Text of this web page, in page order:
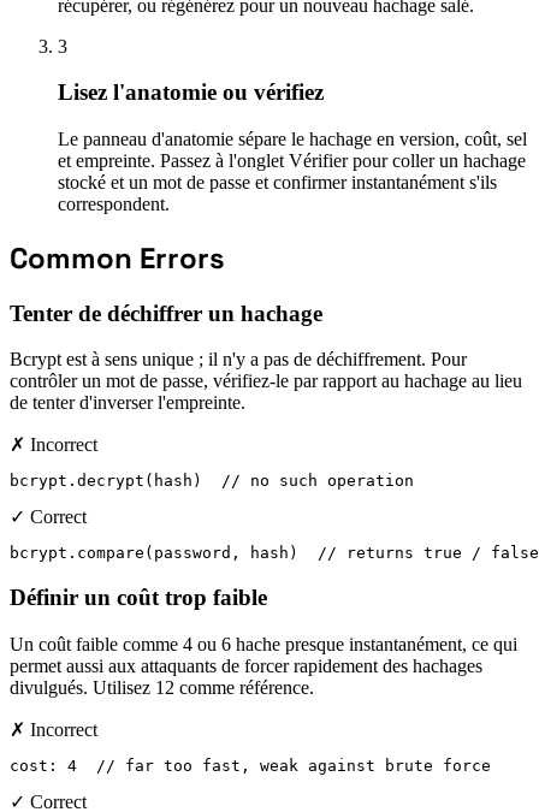
récupérer, ou régénérez pour un nouveau hachage salé.
3
Lisez l'anatomie ou vérifiez
Le panneau d'anatomie sépare le hachage en version, coût, sel
et empreinte. Passez à l'onglet Vérifier pour coller un hachage
stocké et un mot de passe et confirmer instantanément s'ils
correspondent.
Common Errors
Tenter de déchiffrer un hachage
Bcrypt est à sens unique ; il n'y a pas de déchiffrement. Pour
contrôler un mot de passe, vérifiez-le par rapport au hachage au lieu
de tenter d'inverser l'empreinte.
✗ Incorrect
bcrypt.decrypt(hash)  // no such operation
✓ Correct
bcrypt.compare(password, hash)  // returns true / false
Définir un coût trop faible
Un coût faible comme 4 ou 6 hache presque instantanément, ce qui
permet aussi aux attaquants de forcer rapidement des hachages
divulgués. Utilisez 12 comme référence.
✗ Incorrect
cost: 4  // far too fast, weak against brute force
✓ Correct